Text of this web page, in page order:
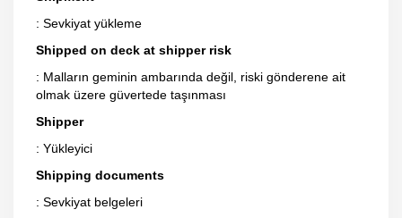
: Sevkiyat yükleme
Shipped on deck at shipper risk
: Malların geminin ambarında değil, riski gönderene ait
olmak üzere güvertede taşınması
Shipper
: Yükleyici
Shipping documents
: Sevkiyat belgeleri